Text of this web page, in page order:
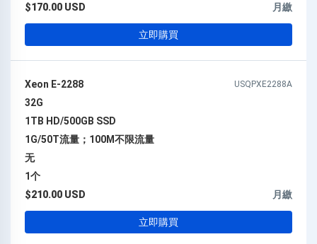
$170.00 USD
月繳
立即購買
Xeon E-2288 USQPXE2288A
32G
1TB HD/500GB SSD
1G/50T流量；100M不限流量
无
1个
$210.00 USD
月繳
立即購買